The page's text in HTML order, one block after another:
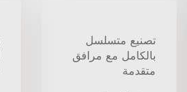
تصنيع متسلسل
بالكامل مع مرافق
متقدمة